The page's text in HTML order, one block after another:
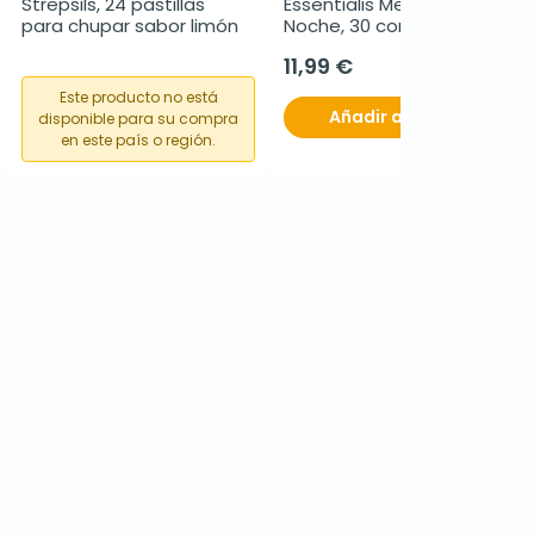
para chupar sabor limón
Este producto no está
disponible para su compra
en este país o región.
Noche, 30 comprimidos
11,99 €
Añadir al carrito